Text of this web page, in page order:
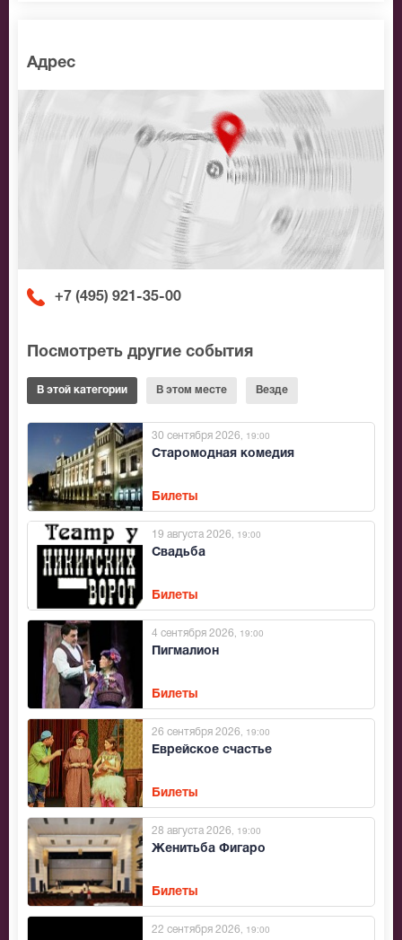
Адрес
+7 (495) 921-35-00
Посмотреть другие события
В этой категории В этом месте Везде
Старомодная комедия
30 сентября 2026 , 19:00
Билеты
Свадьба
19 августа 2026 , 19:00
Билеты
Пигмалион
4 сентября 2026 , 19:00
Билеты
Еврейское счастье
26 сентября 2026 , 19:00
Билеты
Женитьба Фигаро
28 августа 2026 , 19:00
Билеты
22 сентября 2026 , 19:00